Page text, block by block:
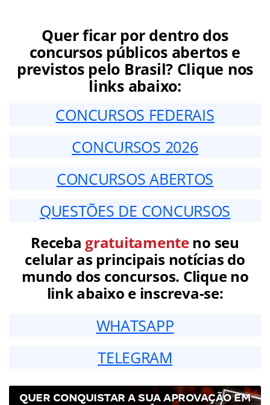
Quer ficar por dentro dos
concursos públicos abertos e
previstos pelo Brasil? Clique nos
links abaixo:
CONCURSOS FEDERAIS
CONCURSOS 2026
CONCURSOS ABERTOS
QUESTÕES DE CONCURSOS
Receba gratuitamenteno seu
celular as principais notícias do
mundo dos concursos. Clique no
link abaixo e inscreva-se:
WHATSAPP
TELEGRAM
QUER CONQUISTAR A SUA APROVAÇÃO EM